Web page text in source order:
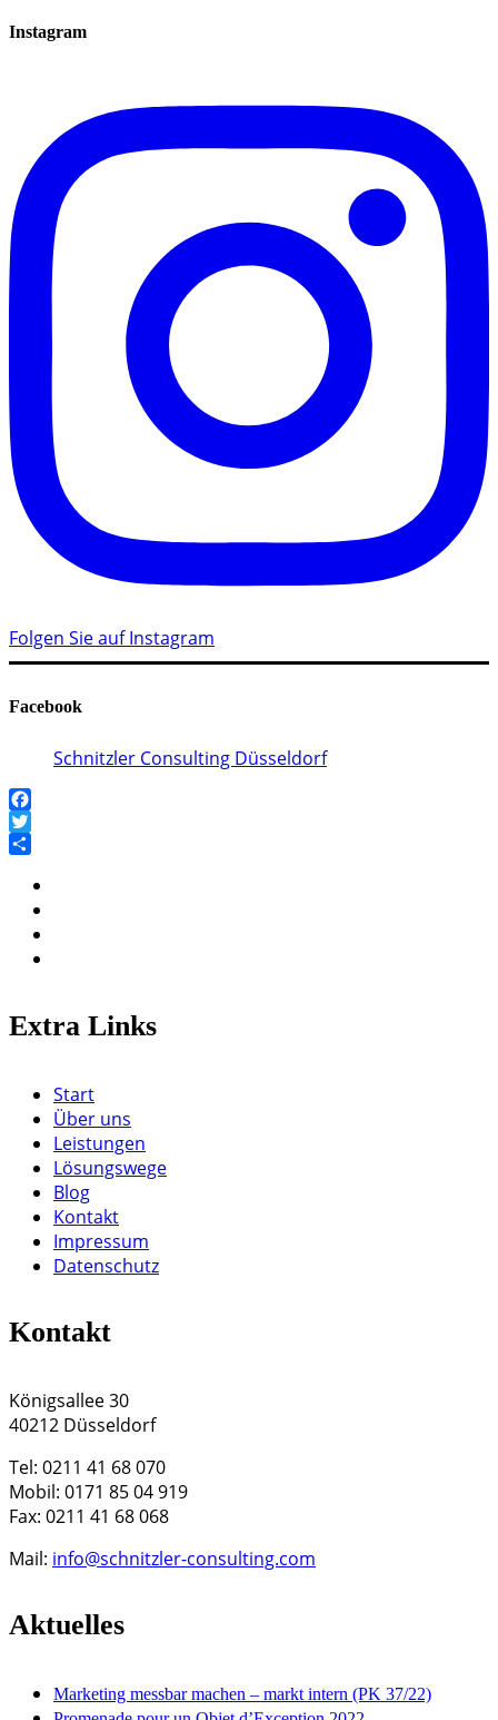
Instagram
Folgen Sie auf Instagram
Facebook
Schnitzler Consulting Düsseldorf
Facebook
Twitter
Extra Links
Start
Über uns
Leistungen
Lösungswege
Blog
Kontakt
Impressum
Datenschutz
Kontakt
Königsallee 30
40212 Düsseldorf
Tel: 0211 41 68 070
Mobil: 0171 85 04 919
Fax: 0211 41 68 068
Mail: info@schnitzler-consulting.com
Aktuelles
Marketing messbar machen – markt intern (PK 37/22)